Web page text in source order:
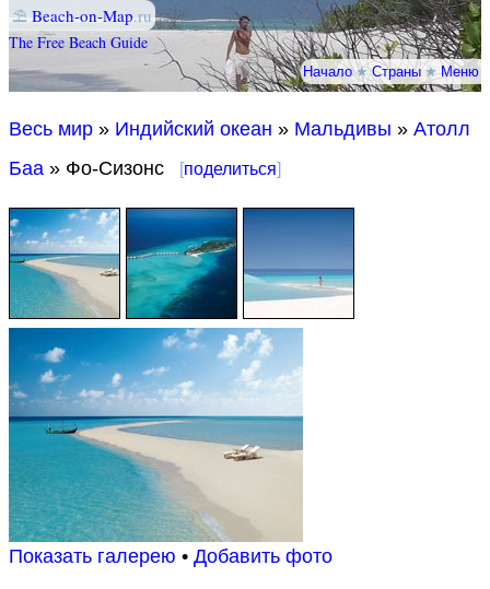
⛱ Beach-on-Map.ru
The Free Beach Guide
Начало★Страны★Меню
Весь мир » Индийский океан » Мальдивы » Атолл
Баа » Фо-Сизонс [поделиться]
Показать галерею • Добавить фото